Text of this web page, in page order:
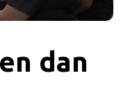
dan